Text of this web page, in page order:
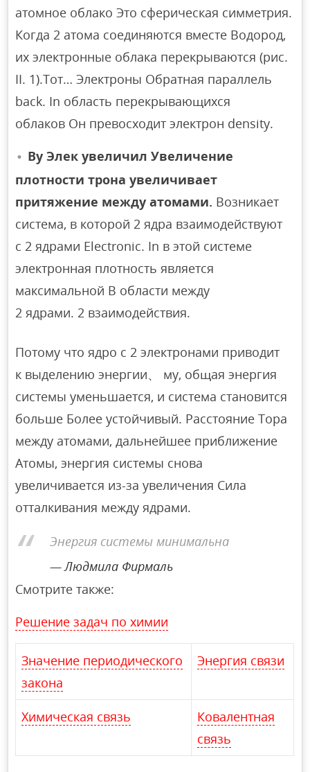
атомное облако Это сферическая симметрия.
Когда 2 атома соединяются вместе Водород,
их электронные облака перекрываются (рис.
II. 1).Тот… Электроны Обратная параллель
back. In область перекрывающихся
облаков Он превосходит электрон density.
By Элек увеличил Увеличение
плотности трона увеличивает
притяжение между атомами. Возникает
система, в которой 2 ядра взаимодействуют
с 2 ядрами Electronic. In в этой системе
электронная плотность является
максимальной В области между
2 ядрами. 2 взаимодействия.
Потому что ядро с 2 электронами приводит
к выделению энергии、 му, общая энергия
системы уменьшается, и система становится
больше Более устойчивый. Расстояние Тора
между атомами, дальнейшее приближение
Атомы, энергия системы снова
увеличивается из-за увеличения Сила
отталкивания между ядрами.
Энергия системы минимальна
Людмила Фирмаль
Смотрите также:
Решение задач по химии
Значение периодического
закона
Энергия связи
Химическая связь
Ковалентная
связь